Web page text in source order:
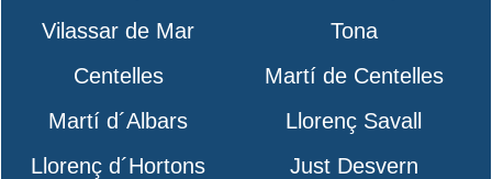
Vilassar de Mar
Tona
Centelles
Martí de Centelles
Martí d´Albars
Llorenç Savall
Llorenç d´Hortons
Just Desvern